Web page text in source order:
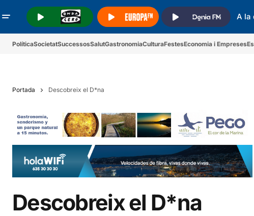
A la
PolíticaSocietatSuccessosSalutGastronomiaCulturaFestesEconomia i Empreses
Portada Descobreix el D*na
Descobreix el D*na